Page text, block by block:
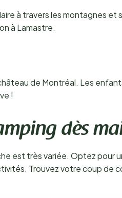
à travers les montagnes
à Lamastre.
de Montréal. Les
!
dès
est très variée. Optez pour
Trouvez votre coup de